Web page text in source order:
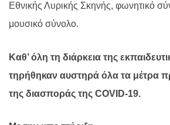
Εθνικής Λυρικής Σκηνής, φωνητικό
μουσικό σύνολο.
Καθ’ όλη τη διάρκεια της
τηρήθηκαν αυστηρά όλα τα μέτρα
της διασποράς της COVID-19.